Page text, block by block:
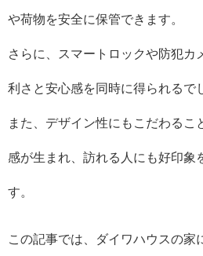
や荷物を安全に保管できます。
さらに、スマートロックや防犯カ
利さと安心感を同時に得られるで
また、デザイン性にもこだわるこ
感が生まれ、訪れる人にも好印象
す。
この記事では、ダイワハウスの家